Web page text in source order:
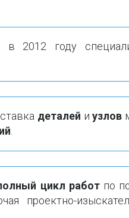
2012 году
деталей иузлов
цикл работпо
проектно-